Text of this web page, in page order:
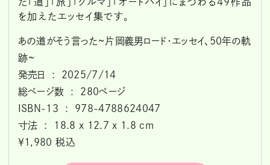
を加えたエッセイ集です。
あの道がそう言った~片岡義男ロード・エッセイ、50年の軌
跡~
発売日 ‏ : ‎ 2025/7/14
総ページ数 ‏ : ‎ 280ページ
ISBN-13 ‏ : ‎ 978-4788624047
寸法 ‏ : ‎ 18.8 x 12.7 x 1.8 cm
￥1,980 税込